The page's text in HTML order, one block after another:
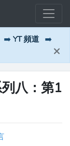
➡️ YT 頻道 ➡️
×
八：第1